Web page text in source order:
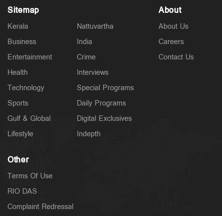
Sitemap
Kerala
Business
Entertainment
Health
Technology
Sports
Gulf & Global
Lifestyle
Nattuvartha
India
Crime
Interviews
Special Programs
Daily Programs
Digital Exclusives
Indepth
About
About Us
Careers
Contact Us
Other
Terms Of Use
RIO DAS
Complaint Redressal